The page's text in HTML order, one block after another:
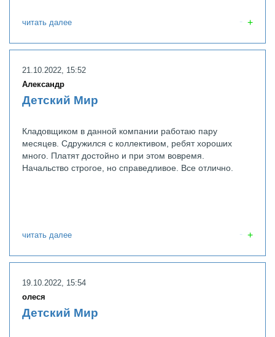
читать далее
21.10.2022, 15:52
Александр
Детский Мир
Кладовщиком в данной компании работаю пару
месяцев. Сдружился с коллективом, ребят хороших
много. Платят достойно и при этом вовремя.
Начальство строгое, но справедливое. Все отлично.
читать далее
19.10.2022, 15:54
олеся
Детский Мир